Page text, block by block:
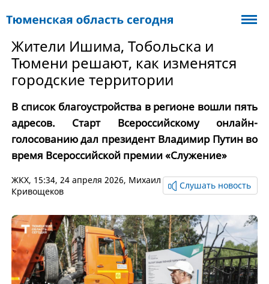
Жители Ишима, Тобольска и
Тюмени решают, как изменятся
городские территории
В список благоустройства в регионе вошли пять
адресов. Старт Всероссийскому онлайн-
голосованию дал президент Владимир Путин во
время Всероссийской премии «Служение»
ЖКХ, 15:34, 24 апреля 2026, Михаил
Кривощеков
Слушать новость